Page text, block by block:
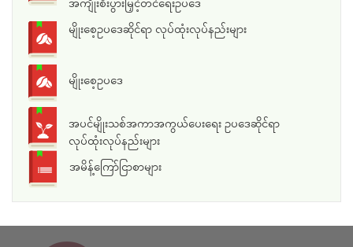
အကျိုးစီးပွားမြှင့်တင်ရေးဥပဒေ
မျိုးစေ့ဥပဒေဆိုင်ရာ လုပ်ထုံးလုပ်နည်းများ
မျိုးစေ့ဥပဒေ
အပင်မျိုးသစ်အကာအကွယ်ပေးရေး ဥပဒေဆိုင်ရာ
လုပ်ထုံးလုပ်နည်းများ
အမိန့်ကြော်ငြာစာများ